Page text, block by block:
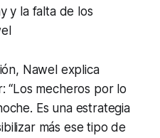
y la falta de los
Nawel explica
“Los mecheros por lo
Es una estrategia
más ese tipo de